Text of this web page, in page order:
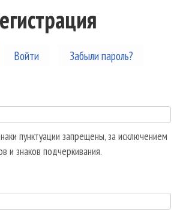
вкладка)
Войти Забыли пароль?
пунктуации запрещены, за исключением
и знаков подчеркивания.